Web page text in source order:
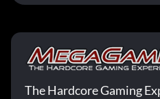
The Hardcore Gaming